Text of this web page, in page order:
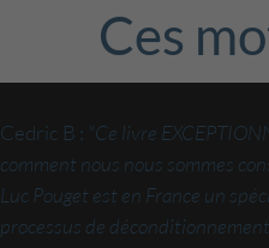
Ces
Cedric B : "Ce livre
comment nous nous sommes
Luc Pouget est en France un
processus de